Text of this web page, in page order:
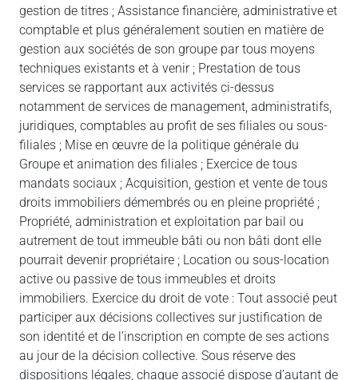
gestion de titres ; Assistance financière, administrative et
comptable et plus généralement soutien en matière de
gestion aux sociétés de son groupe par tous moyens
techniques existants et à venir ; Prestation de tous
services se rapportant aux activités ci-dessus
notamment de services de management, administratifs,
juridiques, comptables au profit de ses filiales ou sous-
filiales ; Mise en œuvre de la politique générale du
Groupe et animation des filiales ; Exercice de tous
mandats sociaux ; Acquisition, gestion et vente de tous
droits immobiliers démembrés ou en pleine propriété ;
Propriété, administration et exploitation par bail ou
autrement de tout immeuble bâti ou non bâti dont elle
pourrait devenir propriétaire ; Location ou sous-location
active ou passive de tous immeubles et droits
immobiliers. Exercice du droit de vote : Tout associé peut
participer aux décisions collectives sur justification de
son identité et de l’inscription en compte de ses actions
au jour de la décision collective. Sous réserve des
dispositions légales, chaque associé dispose d’autant de